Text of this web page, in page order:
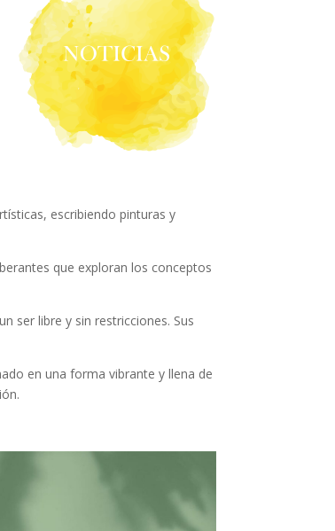
escribiendo pinturas y
que exploran los conceptos
ser libre y sin restricciones. Sus
en una forma vibrante y llena de